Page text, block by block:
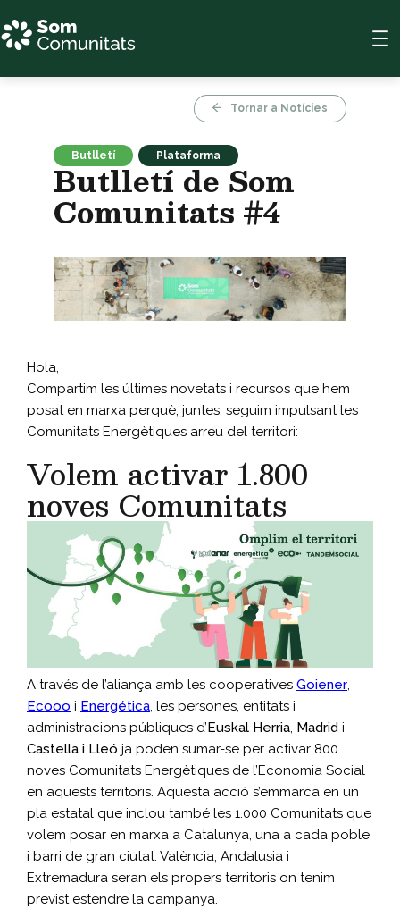
al
contingut
Tornar a Notícies
Butlletí Plataforma
Butlletí de Som
Comunitats #4
Hola,
Compartim les últimes novetats i recursos que hem
posat en marxa perquè, juntes, seguim impulsant les
Comunitats Energètiques arreu del territori:
Volem activar 1.800
noves Comunitats
A través de l’aliança amb les cooperatives Goiener,
Ecooo i Energética, les persones, entitats i
administracions públiques d’ Euskal Herria, Madrid i
Castella i Lleó ja poden sumar-se per activar 800
noves Comunitats Energètiques de l’Economia Social
en aquests territoris. Aquesta acció s’emmarca en un
pla estatal que inclou també les 1.000 Comunitats que
volem posar en marxa a Catalunya, una a cada poble
i barri de gran ciutat. València, Andalusia i
Extremadura seran els propers territoris on tenim
previst estendre la campanya.